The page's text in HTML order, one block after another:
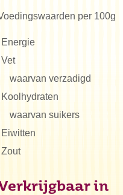
per 100g
Energie
Vet
waarvan verzadigd
Koolhydraten
waarvan suikers
Eiwitten
Zout
in